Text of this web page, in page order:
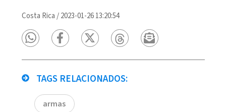
Costa Rica /2023-01-26 13:20:54
TAGS RELACIONADOS:
armas